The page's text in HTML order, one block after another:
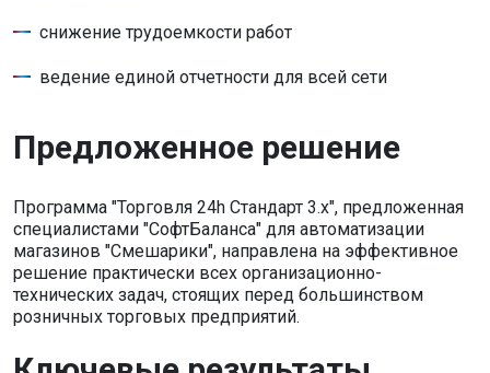
снижение трудоемкости работ
ведение единой отчетности для всей сети
Предложенное решение
Программа "Торговля 24h Стандарт 3.x", предложенная
специалистами "СофтБаланса" для автоматизации
магазинов "Смешарики", направлена на эффективное
решение практически всех организационно-
технических задач, стоящих перед большинством
розничных торговых предприятий.